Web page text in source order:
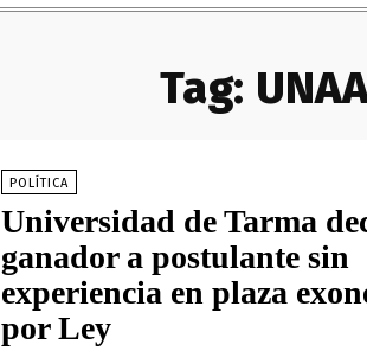
Tag:
POLÍTICA
Universidad de Tarma
ganador a postulante sin
experiencia en plaza
por Ley